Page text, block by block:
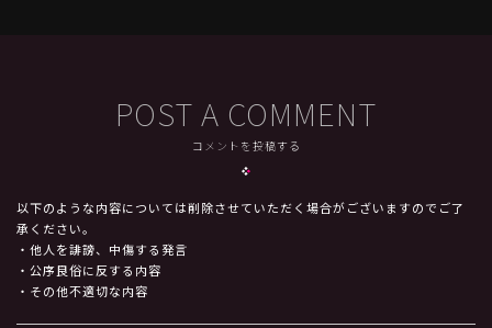
POST A COMMENT
コメントを投稿する
以下のような内容については削除させていただく場合がございますのでご了
承ください。
・他人を誹謗、中傷する発言
・公序良俗に反する内容
・その他不適切な内容